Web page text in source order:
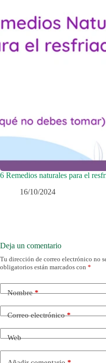
6 Remedios naturales para el
16/10/2024
Deja un comentario
Tu dirección de correo electrónico no
obligatorios están marcados con *
Nombre*
Correo electrónico*
Web